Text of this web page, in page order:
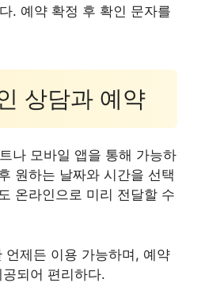
. 예약 확정 후 확인 문자를
상담과 예약
나 모바일 앱을 통해 가능하
원하는 날짜와 시간을 선택
온라인으로 미리 전달할 수
언제든 이용 가능하며, 예약
되어 편리하다.